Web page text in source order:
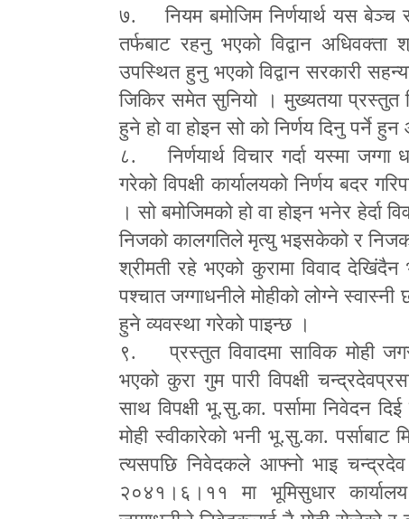
७. नियम बमोजिम निर्णयार्थ यस बेञ्च
तर्फबाट रहनु भएको विद्वान अधिवक्ता
उपस्थित हुनु भएको विद्वान सरकारी
जिकिर समेत सुनियो । मुख्यतया प्रस्तुत
हुने हो वा होइन सो को निर्णय दिनु पर्ने
८. निर्णयार्थ विचार गर्दा यस्मा जग्गा
गरेको विपक्षी कार्यालयको निर्णय बदर
। सो बमोजिमको हो वा होइन भनेर हेर्दा
निजको कालगतिले मृत्यु भइसकेको र
श्रीमती रहे भएको कुरामा विवाद
पश्चात जग्गाधनीले मोहीको लोग्ने
हुने व्यवस्था गरेको पाइन्छ ।
९. प्रस्तुत विवादमा साविक मोही
भएको कुरा गुम पारी विपक्षी
साथ विपक्षी भू.सु.का. पर्सामा निवेदन
मोही स्वीकारेको भनी भू.सु.का.
त्यसपछि निवेदकले आफ्नो भाइ चन्द्रदेव
२०४१।६।११ मा भूमिसुधार कार्यालय